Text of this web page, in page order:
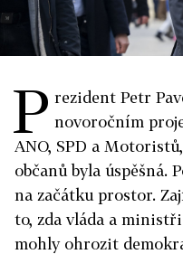
P rezident Petr
novoročním
ANO, SPD a
občanů byla úspěšná.
na začátku prostor.
to, zda vláda a
mohly ohrozit